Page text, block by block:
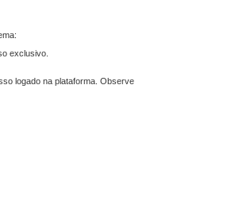
exclusivo.
logado na plataforma. Observe